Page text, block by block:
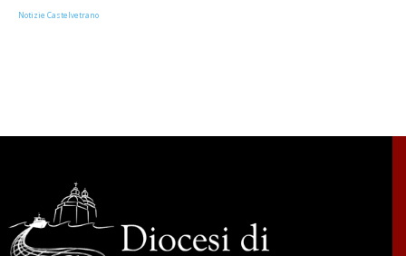
Notizie Castelvetrano